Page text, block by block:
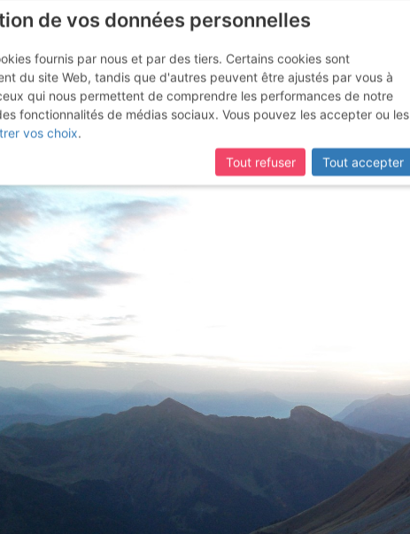
au col de Fornet
de vos données personnelles
fournis par nous et par des tiers. Certains cookies sont
du site Web, tandis que d'autres peuvent être ajustés par vous à
qui nous permettent de comprendre les performances de notre
fonctionnalités de médias sociaux. Vous pouvez les accepter ou les
vos choix.
Tout refuser
Tout accepter